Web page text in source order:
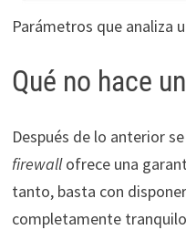
Parámetros que analiza
Qué no hace un
Después de lo anterior
firewallofrece una
tanto, basta con
completamente